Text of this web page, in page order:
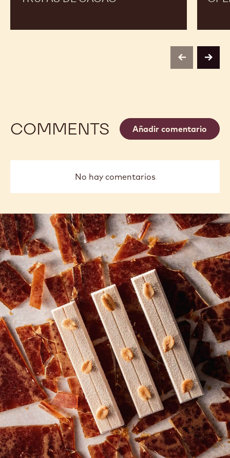
previousnext
COMMENTS Añadir comentario
No hay comentarios